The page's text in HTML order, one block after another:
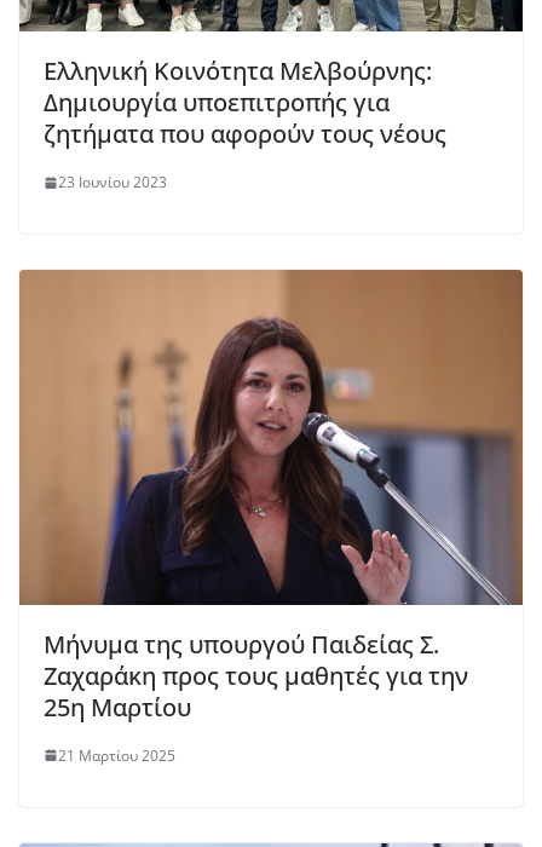
Ελληνική Κοινότητα Μελβούρνης:
Δημιουργία υποεπιτροπής για
ζητήματα που αφορούν τους νέους
23 Ιουνίου 2023
Μήνυμα της υπουργού Παιδείας Σ.
Ζαχαράκη προς τους μαθητές για την
25η Μαρτίου
21 Μαρτίου 2025